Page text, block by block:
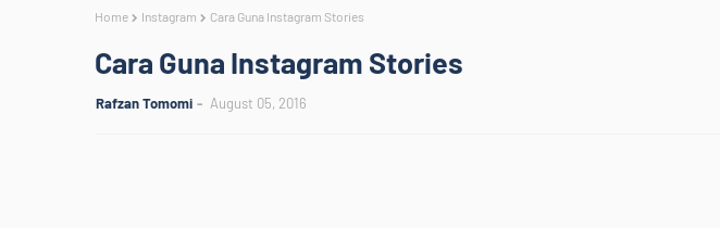
Home Instagram Cara Guna Instagram Stories
Cara Guna Instagram Stories
Rafzan Tomomi August 05, 2016